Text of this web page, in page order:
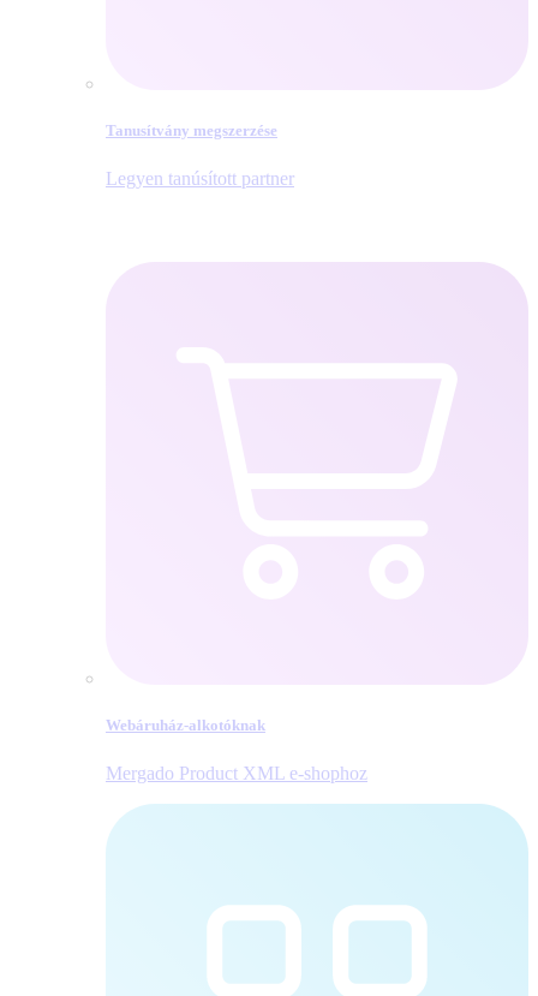
Tanusítvány megszerzése
Legyen tanúsított partner
Webáruház-alkotóknak
Mergado Product XML e‑shophoz